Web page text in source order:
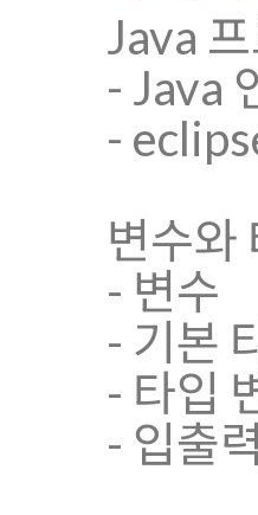
Java
- Java
-
변수와
- 변수
- 기본
- 타입
- 입출